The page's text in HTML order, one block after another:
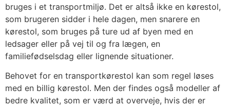
bruges i et transportmiljø. Det er altså ikke en kørestol,
som brugeren sidder i hele dagen, men snarere en
kørestol, som bruges på ture ud af byen med en
ledsager eller på vej til og fra lægen, en
familiefødselsdag eller lignende situationer.
Behovet for en transportkørestol kan som regel løses
med en billig kørestol. Men der findes også modeller af
bedre kvalitet, som er værd at overveje, hvis der er